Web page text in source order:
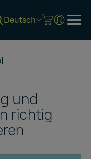
Deutsch
und
richtig